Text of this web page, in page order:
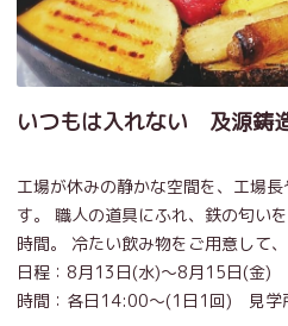
いつもは入れない 及源鋳
工場が休みの静かな空間を、工場
す。 職人の道具にふれ、鉄の匂い
時間。 冷たい飲み物をご用意して
日程：8月13日(水)～8月15日(金)
時間：各日14:00～(1日1回) 見学